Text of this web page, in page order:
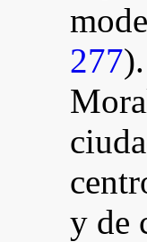
277
y de